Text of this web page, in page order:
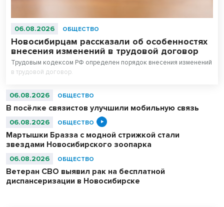
06.08.2026 ОБЩЕСТВО
Новосибирцам рассказали об особенностях
внесения изменений в трудовой договор
Трудовым кодексом РФ определен порядок внесения изменений
в трудовой договор.
06.08.2026 ОБЩЕСТВО
В посёлке связистов улучшили мобильную связь
06.08.2026 ОБЩЕСТВО
Мартышки Бразза с модной стрижкой стали
звездами Новосибирского зоопарка
06.08.2026 ОБЩЕСТВО
Ветеран СВО выявил рак на бесплатной
диспансеризации в Новосибирске